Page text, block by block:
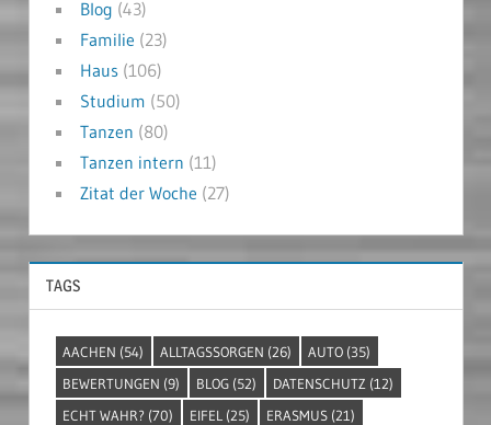
Blog (43)
Familie (23)
Haus(106)
Studium (50)
Tanzen (80)
Tanzen intern (11)
Zitat der Woche (27)
TAGS
AACHEN (54) ALLTAGSSORGEN (26) AUTO (35)
BEWERTUNGEN (9) BLOG (52) DATENSCHUTZ (12)
ECHT WAHR? (70) EIFEL (25) ERASMUS (21)